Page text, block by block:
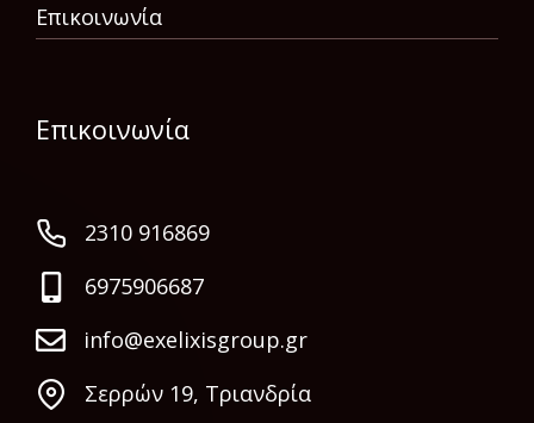
Επικοινωνία
Επικοινωνία
2310 916869
6975906687
info@exelixisgroup.gr
Σερρών 19, Τριανδρία